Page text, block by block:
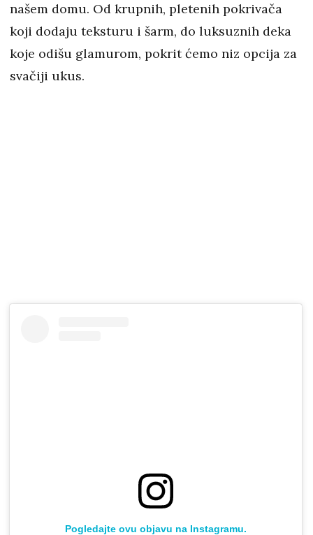
našem domu. Od krupnih, pletenih pokrivača
koji dodaju teksturu i šarm, do luksuznih deka
koje odišu glamurom, pokrit ćemo niz opcija za
svačiji ukus.
Pogledajte ovu objavu na Instagramu.